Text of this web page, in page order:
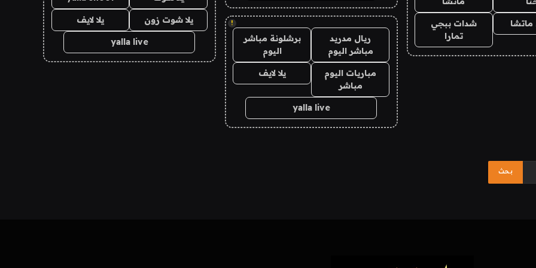
شدات ببجي
تمارا
!
ريال مدريد
مباشر اليوم
برشلونة مباشر
اليوم
مباريات اليوم
مباشر
يلا لايف
yalla live
يلا شوت زون يلا لايف
yalla live